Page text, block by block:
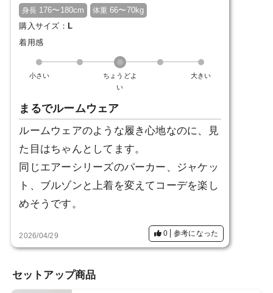
身長 176〜180cm 体重 66〜70kg
購入サイズ： L
着用感
小さい
ちょうどよ
い
大きい
まるでルームウェア
ルームウェアのような履き心地なのに、見
た目はちゃんとしてます。
同じエアーシリーズのパーカー、ジャケッ
ト、ブルゾンと上着を変えてコーデを楽し
めそうです。
2026/04/29 0 参考になった
セットアップ商品